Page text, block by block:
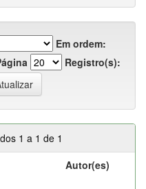
Em ordem:
Registro(s):
1 a 1 de 1
Autor(es)